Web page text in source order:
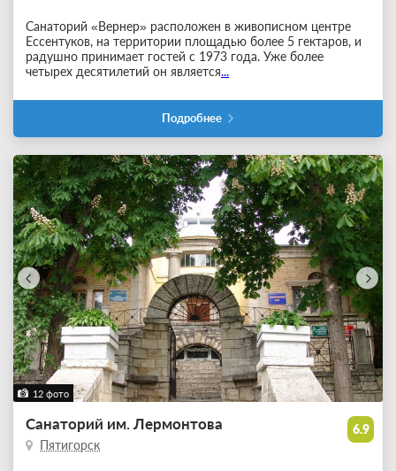
Санаторий «Вернер» расположен в живописном центре
Ессентуков, на территории площадью более 5 гектаров, и
радушно принимает гостей с 1973 года. Уже более
четырех десятилетий он является...
Подробнее
12 фото
6.9
Санаторий им. Лермонтова
Пятигорск